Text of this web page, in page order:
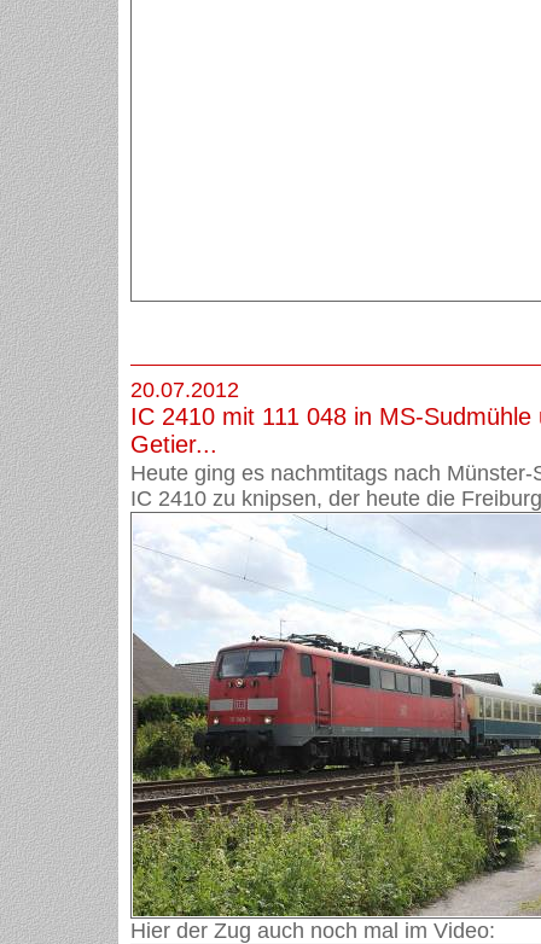
20.07.2012
IC 2410 mit 111 048 in MS-Sudmühle
Getier...
Heute ging es nachmtitags nach
IC 2410 zu knipsen, der heute die
Hier der Zug auch noch mal im Video: